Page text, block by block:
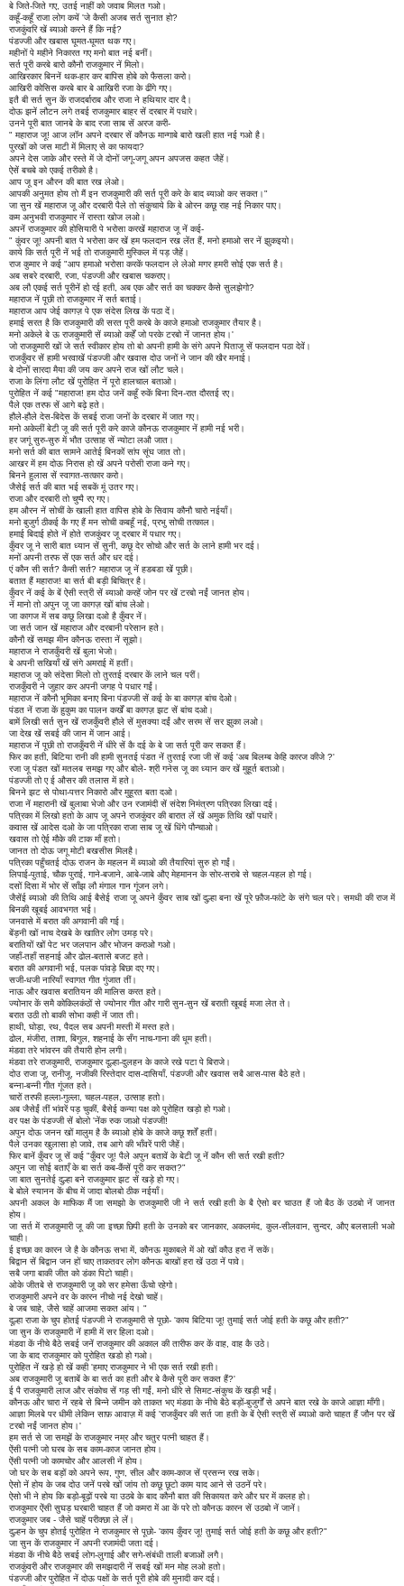
बे जिते-जिते गए, उतई नाहीं को जवाब मिलत गओ।
कहूँ-कहूँ राजा लोग कयें 'जे कैसी अजब सर्त सुनात हो?
राजकुंवरि खें ब्याओ करने हैं कि नई?
पंडज्जी और खबास घूमत-घूमत थक गए।
महीनों पे महीने निकारत गए मनो बात नई बनीं।
सर्त पूरी करबे बारो कौनौ राजकुमार नें मिलो।
आखिरकार बिननें थक-हार कर बापिस होबे को फैसला करो।
आखिरी कोसिस करबे बार बे आखिरी रजा के ढींगे गए।
इतै बी सर्त सुन कें राजदर्बाराब और राजा ने हथियार दार दै।
दोऊ झनें लौटन लगे तबई राजकुमार बाहर सें दरबार में पधारे।
उनने पूरी बात जानबे के बाद रजा साब सें अरज करी-
" महाराज जू! आज लॉन अपने दरबार सें कौनऊ मान्गाबे बारो खली हात नई गओ है।
पुरखों को जस माटी में मिलाए से का फायदा?
अपने देस जाके और रस्ते में जे दोनों जगू-जगू अपन अपजस कहत जैहें।
ऐसें बचबे को एकई तरीको है।
आप जू इन औरन की बात रख लेओ।
आपकी अनुमत होय तो मैं इन राजकुमारी की सर्त पूरी करे के बाद ब्याओ कर सकत।"
जा सुन खें महाराज जू और दरबारी पैले तो संकुचाये कि बे ओरन कछू राह नई निकार पाए।
कम अनुभवी राजकुमार नें रास्ता खोज लओ।
अपनें राजकुमार की होसियारी पे भरोसा करखें महाराज जू नें कई-
" कुंवर जू! अपनी बात पे भरोसा कर खें हम फलदान रख लेंत हैं, मनो हमाओ सर नें झुकइयो।
काये कि सर्त पूरी नें भई तो राजकुमारी मुस्किल में पड़ जैहें।
राज कुमार ने कई "आप हमाओ भरोसा करकें फलदान ले लेओ मगर हमरी सोई एक सर्त है।
अब सबरे दरबारी, रजा, पंडज्जी और खबास चकराए।
अब लौ एकई सर्त पूरीनें हो रई हती, अब एक और सर्त का चक्कर कैसे सुलझेगो?
महाराज नें पूछी तो राजकुमार नें सर्त बताई।
महाराज आप जेई कागज़ पे एक संदेस लिख कें पठा दें।
हमाई सरत है कि राजकुमारी की सरत पूरी करबे के काजे हमाओ राजकुमार तैयार है।
मनो अकेले बे ऊ राजकुमारी सें ब्याओ कर्हें जो परके टरबो नें जानत होय।'
जो राजकुमारी खों जे सर्त स्वीकार होय तो बो अपनी हामी के संगे अपने पिताजू सें फलदान पठा देवें।
राजकुँवर सें हामी भरवाखें पंडज्जी और खवास दोउ जनों ने जान की खैर मनाई।
बे दोनों सारदा मैया की जय कर अपने राज खों लौट चले।
राजा के लिंगा लौट खें पुरोहित नें पूरो हालचाल बताओ।
पुरोहित नें कई "महाराज! हम दोउ जनें कहूँ रुकें बिना दिन-रात दौरतई रए।
पैले एक तरफ सें आगे बढ़े हते।
हौले-हौले देस-बिदेस कें सबई राजा जनों के दरबार में जात गए।
मनो अकेलीं बेटी जू की सर्त पूरी करे काजे कौनऊ राजकुमार नें हामी नई भरी।
हर जगूं सुरु-सुरु में भौत उत्साह सें न्योटा लऔ जात।
मनो सर्त की बात सामने आतेई बिनकों सांप सूंघ जात तो।
आखर में हम दोऊ निरास हो खें अपने परोसी राजा कने गए।
बिनने हुलास सें स्वागत-सत्कार करो।
जैसेई सर्त की बात भई सबकें मूं उतर गए।
राजा और दरबारी तो चुप्पै रए गए।
हम औरन नें सोचीं के खाली हात वापिस होबे के सिवाय कौनौ चारो नईयाँ।
मनो बुजुर्ग ठीकई कै गए हैं मन सोची कबहूँ नई, प्रभु सोची तत्काल।
हमाई बिदाई होते नें होते राजकुंवर जू दरबार में पधार गए।
कुँवर जू ने सारी बात ध्यान सें सुनी, कछू देर सोचो और सर्त के लाने हामी भर दई।
मनों अपनी तरफ सें एक सर्त और धर दई।
एं कौन सी सर्त? कैसी सर्त? महाराज जू नें हडबडा खें पूछी।
बतात हैं महाराज! बा सर्त बी बड़ी बिचित्र है।
कुँवर नें कई के बें ऐसी स्त्री सें ब्याओ करहें जोन पर खें टरबो नईं जानत होय।
नें मानो तो अपुन जू जा कागज़ खों बांच लेओ।
जा कागज में सब कछू लिखा दओ है कुँवर नें।
जा सर्त जान खें महाराज और दरबानी परेसान हते।
कौनौ खें समझ मीन कौनऊ रास्ता नें सूझो।
महाराज ने राजकुँवरी खें बुला भेजो।
बे अपनी सखियाँ खें संगे अमराई में हतीं।
महाराज जू को संदेसा मिलो तो तुरतई दरबार कें लाने चल परीं।
राजकुँवरी ने जुहार कर अपनी जगह पे पधार गईं।
महाराज नें कौनौ भूमिका बनाए बिना पंडज्जी सें कई के बा कागज़ बांच देओ।
पंडत नें राजा कें हुकुम का पालन कर्खें बा कागज़ झट सें बांच दओ।
बामें लिखी सर्त सुन खें राजकुँवरी हौले सें मुसक्या दईं और सरम सें सर झुका लओ।
जा देख खें सबई की जान में जान आई।
महाराज नें पूछी तो राजकुँवरी नें धीरे सें कै दई के बे जा सर्त पूरी कर सकत हैं।
फिर का हती, बिटिया रानी की हामी सुनतई पंडत नें तुरतई रजा जी सें कई 'अब बिलम्ब केहि कारज कीजे ?'
रजा जू पंडत खों मतलब समझ गए और बोले- श्री गनेस जू का ध्यान कर खें मुहूर्त बताओ।
पंडज्जी तो ए ई औसर की तलास में हते।
बिनने झट से पोथा-पत्तर निकारो और मुहूरत बता दओ।
राजा नें महारानी खें बुलाबा भेजो और उन रजामंदी सें संदेश निमंत्रण पत्रिका लिखा दई।
पत्रिका में लिखो हतो के आप जू अपने राजकुंवर की बारात लें खें अमुक तिथि खों पधारें।
कवास खें आदेस दओ के जा पत्रिका राजा साब जू खें धिंगे पौन्चाओ।
खवास तो ऐई मौके की टाक माँ हतो।
जानत तो दोऊ जगू मोटी बखसीस मिलहै।
पत्रिका पहुँचतई दोऊ राजन के महलन में ब्याओ की तैयारियां सुरु हो गईं।
लिपाई-पुताई, चौक पुराई, गाने-बजाने, आबे-जाबे औए मेहमानन के सोर-सराबे से चहल-पहल हो गई।
दसों दिसा में भोर सें साँझ लौ मंगाल गान गूंजन लगे।
जैसेंई ब्याओ की तिथि आई बैसेई राजा जू अपने कुँवर साब खों दुल्हा बना खें पूरे फ़ौज-फांटे के संगे चल परे। समधी की राज में
बिनकी खूबई आवभगत भई।
जनवासे में बरात की अगवानी की गई।
बेंड़नी खों नाच देखबे के खातिर लोग उमड़ परे।
बरातियों खों पेट भर जलपान और भोजन कराओ गओ।
जहाँ-तहाँ सहनाई और ढोल-बतासे बजट हते।
बरात की अगवानी भई, पलक पांवड़े बिछा दए गए।
सजी-धजी नारियाँ स्वागत गीत गुंजात तीं।
नाऊ और खवास बरातियन की मालिस करत हते।
ज्योनार कें समै कोकिलकंठों से ज्योनार गीत और गारी सुन-सुन खें बराती खूबई मजा लेत ते।
बरात उठी तो बाकी सोभा कही नें जात ती।
हाथी, घोड़ा, रथ, पैदल सब अपनी मस्ती में मस्त हते।
ढोल, मंजीरा, ताशा, बिगुल, शहनाई के सँग नाच-गाना की धूम हती।
मंडवा तरे भांवरन की तैयारी होन लगी।
मंडवा तरे राजकुमारी, राजकुमार दूल्हा-दुलहन के काजे रखे पटा पे बिराजे।
दोउ राजा जू, रानीजू, नजीकी रिस्तेदार दास-दासियाँ, पंडज्जी और खवास सबै आस-पास बैठे हते।
बन्ना-बन्नी गीत गूंजत हते।
चारों तरफी हल्ला-गुल्ला, चहल-पहल, उत्साह हतो।
अब जैसेईं तीं भांवरें पड़ चुकीं, बैसेई कन्या पक्ष को पुरोहित खड़ो हो गओ।
वर पक्ष के पंडज्जी सें बोलो 'नेंक रुक जाओ पंडज्जी!
अपुन दोऊ जनन खों मालुम है कै ब्याओ होबे के काजे कछू शर्तें हतीं।
पैले उनका खुलासा हो जावे, तब आगे की भाँवरें पारी जैहें।
फिर बानें कुँवर जू सें कई "कुँवर जू! पैले अपुन बतावें के बेटी जू नें कौन सी सर्त रखी हती?
अपुन जा सोई बताएँ के बा सर्त कब-कैंसें पूरी कर सकत?"
जा बात सुनतेई दुल्हा बने राजकुमार झट सें खड़े हो गए।
बे बोले स्यानन कें बीच में जादा बोलबो ठीक नईयाँ।
अपनी अकल के माफिक मैं जा समझो के राजकुमारी जी ने सर्त रखी हती के बै ऐसो बर चाउत हैं जो बैठ कें उठबो नें जानत
होय।
जा सर्त में राजकुमारी जू की जा इच्छा छिपी हती के उनको बर जानकार, अकलमंद, कुल-सीलवान, सुन्दर, औए बलसाली भओ
चाही।
ई इच्छा का कारन जे है के कौनऊ सभा में, कौनऊ मुकाबले में ओ खों कौउ हरा नें सकें।
बिद्वान सें बिद्वान जन हों चाए ताकतवर लोग कौनऊ बाखों हरा खें उठा नें पावे।
सबै जगा बाकी जीत को डंका पिटो चाही।
ओके जीतबे से राजकुमारी जू को सर हमेसा ऊँचो रहेगो।
राजकुमारी अपने वर के कारन नीचो नई देखो चाहें।
बे जब चाहे, जैसे चाहें आजमा सकत आंय। "
दूल्हा राजा के चुप होतई पंडज्जी ने राजकुमारी से पूछो- 'काय बिटिया जू! तुमाई सर्त जोई हती के कछू और हती?"
जा सुन कें राजकुमारी नें हामी में सर हिला दओ।
मंडवा कें नीचे बैठे सबई जनें राजकुमार की अकाल की तारीफ कर कें वाह, वाह कै उठे।
जा के बाद राजकुमार को पुरोहित खडो हो गओ।
पुरोहित नें खड़े हो खें कही 'हमाए राजकुमार ने भी एक सर्त रखी हती।
अब राजकुमारी जू बताबें के बा सर्त का हती और बे कैसे पूरी कर सकत हैं?'
ई पै राजकुमारी लाज और संकोच सें गड़ सी गईं, मनो धीरे से सिमट-संकुच कें खड़ी भईं।
कौनऊ और चारा नें रहबे से बिन्ने जमीन को ताकत भए मंडवा के नीचे बैठे बड़ों-बुजुर्गों से अपने बात रखे के काजे आज्ञा माँगी।
आज्ञा मिलबे पर धीमी लेकिन साफ़ आवाज़ में कई 'राजकुँवर की सर्त जा हती के बें ऐसी स्त्री सें ब्याओ करो चाहत हैं जौन पर खें
टरबो नईं जानत होय।'
हम सर्त से जा समझें के राजकुमार नम्र और चतुर पत्नी चाहत हैं।
ऐंसी पत्नी जो घरब के सब काम-काज जानत होय।
ऐंसी पत्नी जो कामचोर और आलसी नें होय।
जो घर के सब बड़ों को अपने रूप, गुण, सील और काम-काज सें प्रसन्न रख सके।
ऐसो नें होय के जब दोउ जनें परबे खों जांय तो कछू छूटो काम याद आने से उठनें परे।
ऐसो भी ने होय कि बड़ो-बूढ़ों परबे या उठबे के बाद कौनौ बात की सिकायत करे और घर में कलह हो।
राजकुमार ऐंसी सुघड़ घरबारी चाहत हैं जो कमरा में आ कें परे तो कौनऊ कारन सें उठबो नें जानें।
राजकुमार जब - जैसे चाहें परीक्छा ले लें।
दुल्हन के चुप होतई पुरोहित ने राजकुमार से पूछो- 'काय कुँवर जू! तुमाई सर्त जोई हती के कछू और हती?"
जा सुन कें राजकुमार नें अपनी रजामंदी जता दई।
मंडवा कें नीचे बैठे सबई लोग-लुगाई और सगे-संबंधी ताली बजाओं लगै।
राजकुंवरी और राजकुमार की समझदारी नें सबई खों मन मोह लओ हतो।
पंडज्जी और पुरोहित नें दोऊ पक्षों के सर्त पूरी होबे की मुनादी कर दई।